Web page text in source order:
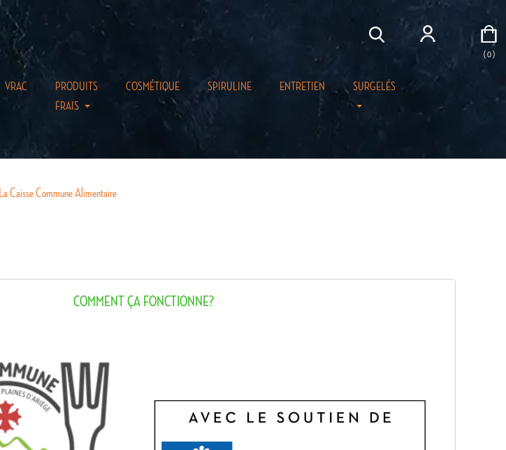
VRAC
PRODUITS
FRAIS
COSMÉTIQUE SPIRULINE ENTRETIEN SURGELÉS
( 0 )
La Caisse Commune Alimentaire
COMMENT ÇA FONCTIONNE?